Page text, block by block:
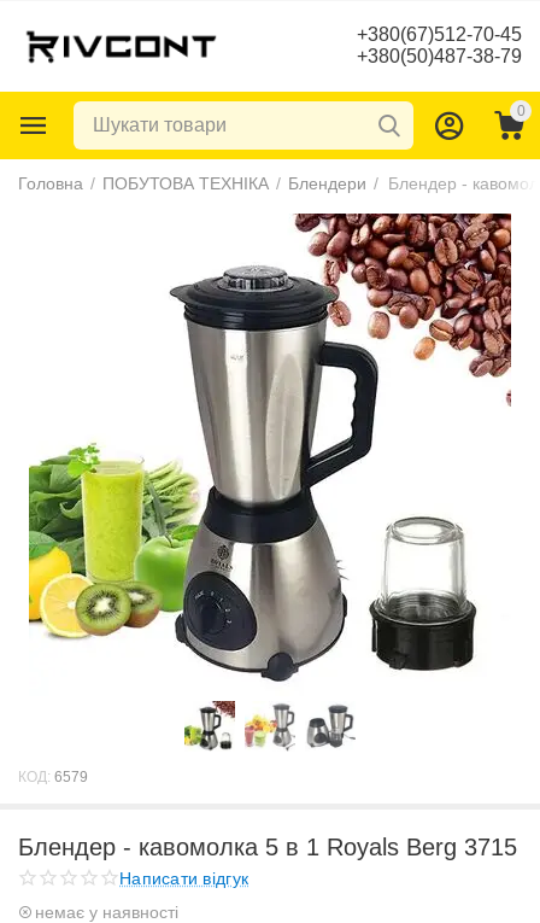
+380(67)512-70-45
+380(50)487-38-79
0
Головна / ПОБУТОВА ТЕХНІКА / Блендери / Блендер -
КОД: 6579
Блендер - кавомолка 5 в 1 Royals Berg 3715
Написати відгук
немає у наявності